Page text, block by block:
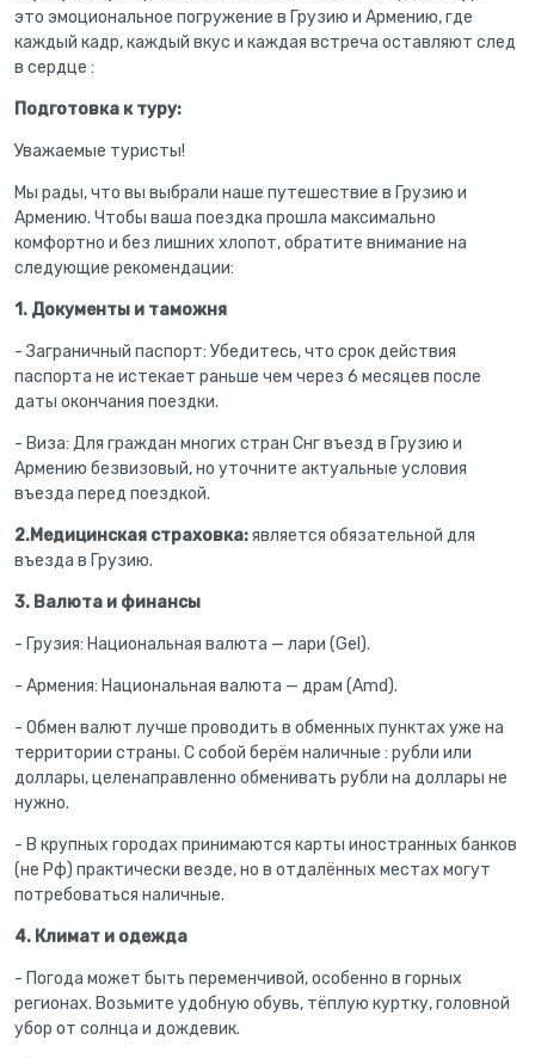
это эмоциональное погружение в Грузию и Армению, где
каждый кадр, каждый вкус и каждая встреча оставляют след
в сердце :
Подготовка к туру:
Уважаемые туристы!
Мы рады, что вы выбрали наше путешествие в Грузию и
Армению. Чтобы ваша поездка прошла максимально
комфортно и без лишних хлопот, обратите внимание на
следующие рекомендации:
1. Документы и таможня
- Заграничный паспорт: Убедитесь, что срок действия
паспорта не истекает раньше чем через 6 месяцев после
даты окончания поездки.
- Виза: Для граждан многих стран Снг въезд в Грузию и
Армению безвизовый, но уточните актуальные условия
въезда перед поездкой.
2.Медицинская страховка:является обязательной для
въезда в Грузию.
3. Валюта и финансы
- Грузия: Национальная валюта — лари (Gel).
- Армения: Национальная валюта — драм (Amd).
- Обмен валют лучше проводить в обменных пунктах уже на
территории страны. С собой берём наличные : рубли или
доллары, целенаправленно обменивать рубли на доллары не
нужно.
- В крупных городах принимаются карты иностранных банков
(не Рф) практически везде, но в отдалённых местах могут
потребоваться наличные.
4. Климат и одежда
- Погода может быть переменчивой, особенно в горных
регионах. Возьмите удобную обувь, тёплую куртку, головной
убор от солнца и дождевик.